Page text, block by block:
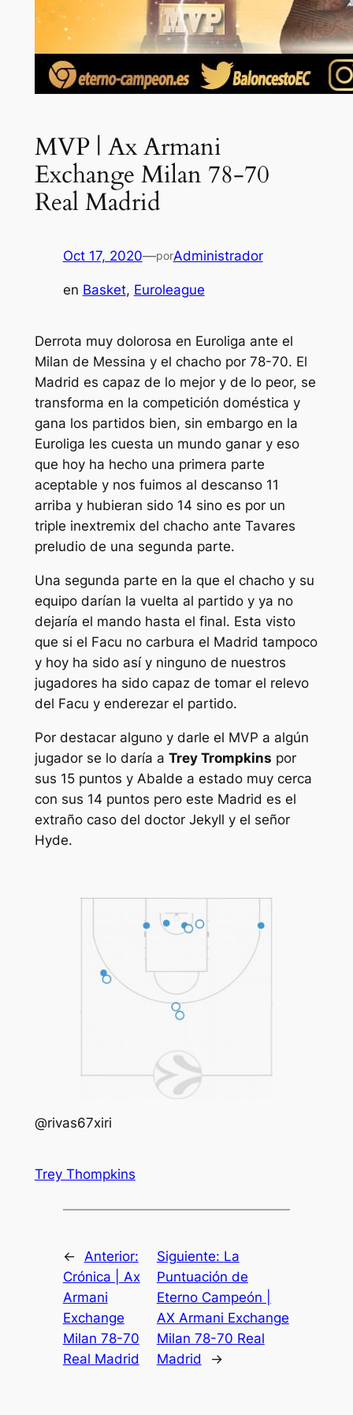
MVP | Ax Armani
Exchange Milan 78-70
Real Madrid
Oct 17, 2020—porAdministrador
en Basket, Euroleague
Derrota muy dolorosa en Euroliga ante el
Milan de Messina y el chacho por 78-70. El
Madrid es capaz de lo mejor y de lo peor, se
transforma en la competición doméstica y
gana los partidos bien, sin embargo en la
Euroliga les cuesta un mundo ganar y eso
que hoy ha hecho una primera parte
aceptable y nos fuimos al descanso 11
arriba y hubieran sido 14 sino es por un
triple inextremix del chacho ante Tavares
preludio de una segunda parte.
Una segunda parte en la que el chacho y su
equipo darían la vuelta al partido y ya no
dejaría el mando hasta el final. Esta visto
que si el Facu no carbura el Madrid tampoco
y hoy ha sido así y ninguno de nuestros
jugadores ha sido capaz de tomar el relevo
del Facu y enderezar el partido.
Por destacar alguno y darle el MVP a algún
jugador se lo daría a Trey Trompkins por
sus 15 puntos y Abalde a estado muy cerca
con sus 14 puntos pero este Madrid es el
extraño caso del doctor Jekyll y el señor
Hyde.
@rivas67xiri
Trey Thompkins
← Anterior:
Crónica | Ax
Armani
Exchange
Milan 78-70
Real Madrid
Siguiente: La
Puntuación de
Eterno Campeón |
AX Armani Exchange
Milan 78-70 Real
Madrid
→